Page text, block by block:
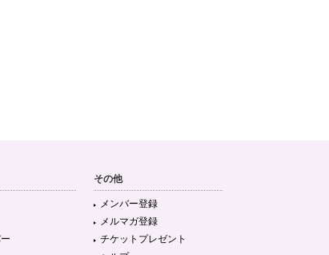
その他
メンバー登録
メルマガ登録
チケットプレゼント